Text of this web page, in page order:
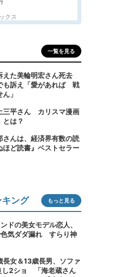
クス
一覧を見る
えた美輪明宏さん死去
も訴え「愛があれば 戦
」
三平さん カリスマ漫画
とは？
さんは、経済界有数の読
ど読書』ベストセラー
ング もっと見る
ドの美女モデル恋人、
色気ダダ漏れ すらり神
長女＆13歳長男、ソファ
し2ショ 「海老蔵さん